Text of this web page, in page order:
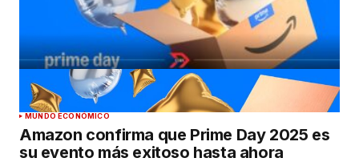
MUNDO ECONÓMICO
Amazon confirma que Prime Day 2025 es
su evento más exitoso hasta ahora